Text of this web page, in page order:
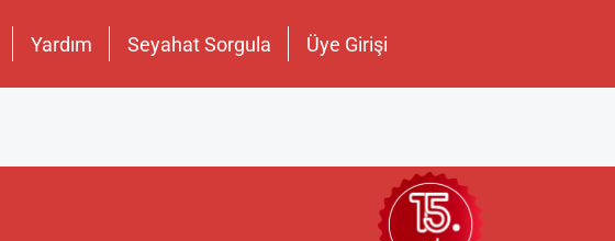
Yardım Seyahat Sorgula Üye Girişi